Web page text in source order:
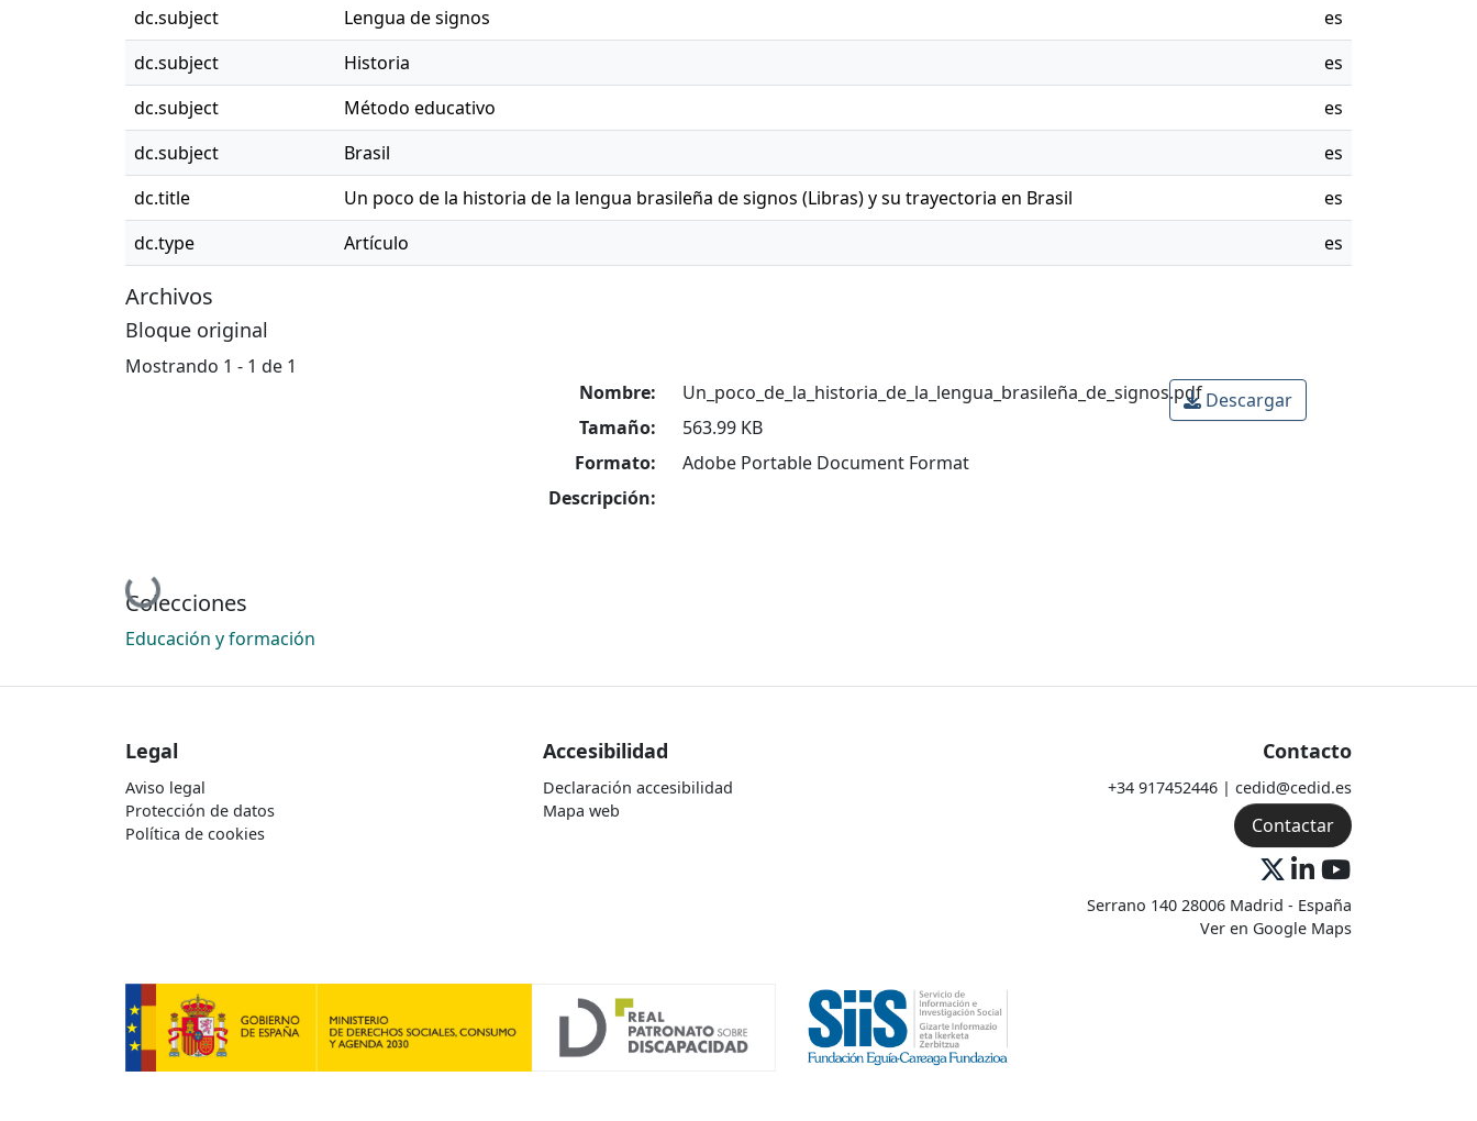
dc.subject
Lengua de signos
es
dc.subject
Historia
es
dc.subject
Método educativo
es
dc.subject
Brasil
es
dc.title
Un poco de la historia de la lengua brasileña de signos (Libras) y su trayectoria en Brasil
es
dc.type
Artículo es
Archivos
Bloque original
Mostrando 1 - 1 de 1
Cargando...
Nombre:
Un_poco_de_la_historia_de_la_lengua_brasileña_de_signos.pdf
Tamaño:
563.99 KB
Formato:
Adobe Portable Document Format
Descripción:
Descargar
Colecciones
Educación y formación
Legal
Aviso legal
Protección de datos
Política de cookies
Accesibilidad
Declaración accesibilidad
Mapa web
Contacto
+34 917452446 | cedid@cedid.es
Contactar
Serrano 140 28006 Madrid - España
Ver en Google Maps